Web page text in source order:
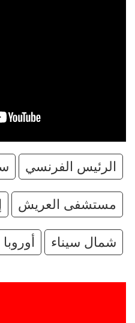
الرئيس الفرنسي
مستشفى العريش
شمال سيناء أوروبا